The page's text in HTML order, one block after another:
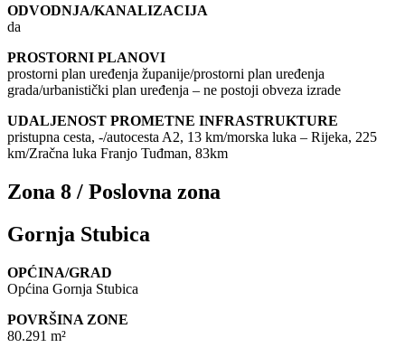
ODVODNJA/KANALIZACIJA
da
PROSTORNI PLANOVI
prostorni plan uređenja županije/prostorni plan uređenja
grada/urbanistički plan uređenja – ne postoji obveza izrade
UDALJENOST PROMETNE INFRASTRUKTURE
pristupna cesta, -/autocesta A2, 13 km/morska luka – Rijeka, 225
km/Zračna luka Franjo Tuđman, 83km
Zona 8 / Poslovna zona
Gornja Stubica
OPĆINA/GRAD
Općina Gornja Stubica
POVRŠINA ZONE
80.291 m²